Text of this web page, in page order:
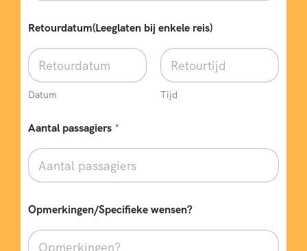
N
e
t
V
e
t
r
e
k
d
u
*
Retourdatum(Leeglaten bij enkele reis)
Datum Tijd
Aantal passagiers *
Opmerkingen/Specifieke wensen?